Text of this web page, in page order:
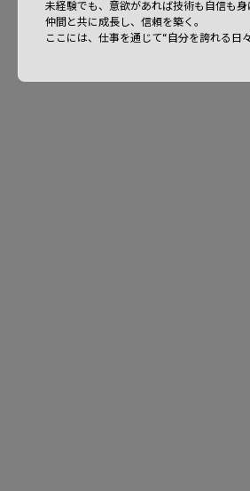
未経験でも、意欲があれば技術も自信も身
仲間と共に成長し、信頼を築く。
ここには、仕事を通じて“自分を誇れる日